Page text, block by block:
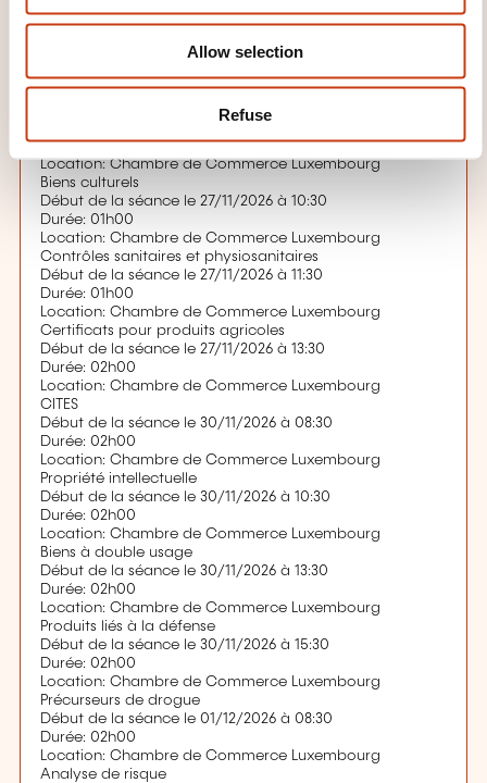
Allow selection
Refuse
Location: Chambre de Commerce Luxembourg
Début de la séance le 27/11/2026 à 08:30
Location: Chambre de Commerce Luxembourg
Surveillance du marché et conformité des produits
Durée: 01h00
Location: Chambre de Commerce Luxembourg
Biens culturels
Début de la séance le 27/11/2026 à 10:30
Durée: 01h00
Location: Chambre de Commerce Luxembourg
Contrôles sanitaires et physiosanitaires
Début de la séance le 27/11/2026 à 11:30
Durée: 01h00
Location: Chambre de Commerce Luxembourg
Certificats pour produits agricoles
Début de la séance le 27/11/2026 à 13:30
Durée: 02h00
Location: Chambre de Commerce Luxembourg
CITES
Début de la séance le 30/11/2026 à 08:30
Durée: 02h00
Location: Chambre de Commerce Luxembourg
Propriété intellectuelle
Début de la séance le 30/11/2026 à 10:30
Durée: 02h00
Location: Chambre de Commerce Luxembourg
Biens à double usage
Début de la séance le 30/11/2026 à 13:30
Durée: 02h00
Location: Chambre de Commerce Luxembourg
Produits liés à la défense
Début de la séance le 30/11/2026 à 15:30
Durée: 02h00
Location: Chambre de Commerce Luxembourg
Précurseurs de drogue
Début de la séance le 01/12/2026 à 08:30
Durée: 02h00
Location: Chambre de Commerce Luxembourg
Analyse de risque